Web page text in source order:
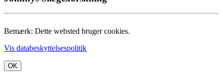
Bemærk: Dette websted bruger cookies.
Vis databeskyttelsespolitik
OK